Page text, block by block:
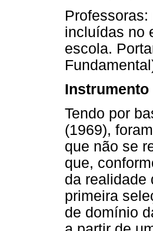
incluídas no
escola.
Instrumento
Tendo por
(1969),
que não se
que,
da
primeira
de domínio